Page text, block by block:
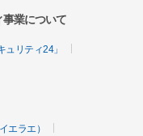
業について
リティ24」
エラエ）